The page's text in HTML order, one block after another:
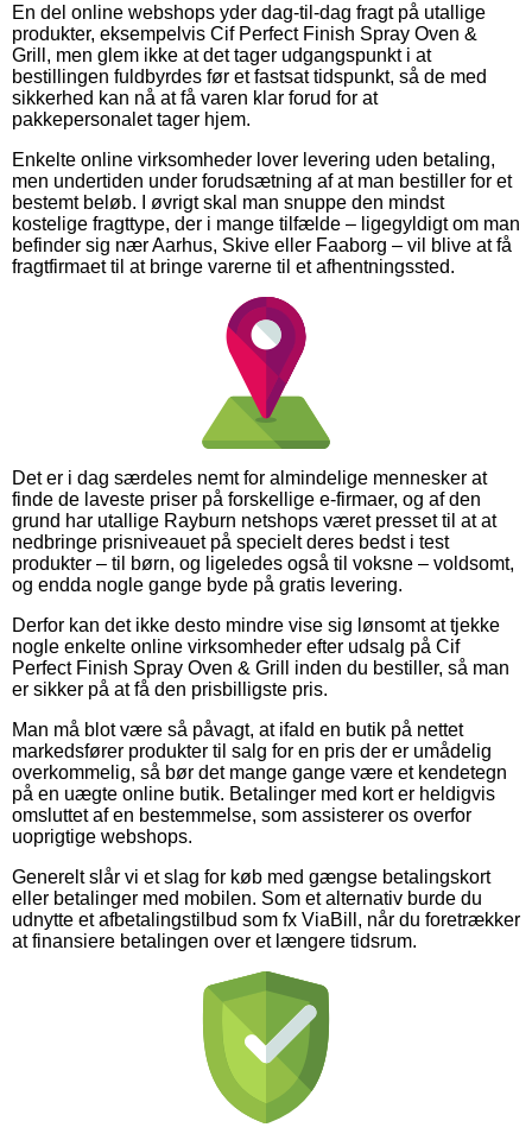
En del online webshops yder dag-til-dag fragt på utallige
produkter, eksempelvis Cif Perfect Finish Spray Oven &
Grill, men glem ikke at det tager udgangspunkt i at
bestillingen fuldbyrdes før et fastsat tidspunkt, så de med
sikkerhed kan nå at få varen klar forud for at
pakkepersonalet tager hjem.
Enkelte online virksomheder lover levering uden betaling,
men undertiden under forudsætning af at man bestiller for et
bestemt beløb. I øvrigt skal man snuppe den mindst
kostelige fragttype, der i mange tilfælde – ligegyldigt om man
befinder sig nær Aarhus, Skive eller Faaborg – vil blive at få
fragtfirmaet til at bringe varerne til et afhentningssted.
Det er i dag særdeles nemt for almindelige mennesker at
finde de laveste priser på forskellige e-firmaer, og af den
grund har utallige Rayburn netshops været presset til at at
nedbringe prisniveauet på specielt deres bedst i test
produkter – til børn, og ligeledes også til voksne – voldsomt,
og endda nogle gange byde på gratis levering.
Derfor kan det ikke desto mindre vise sig lønsomt at tjekke
nogle enkelte online virksomheder efter udsalg på Cif
Perfect Finish Spray Oven & Grill inden du bestiller, så man
er sikker på at få den prisbilligste pris.
Man må blot være så påvagt, at ifald en butik på nettet
markedsfører produkter til salg for en pris der er umådelig
overkommelig, så bør det mange gange være et kendetegn
på en uægte online butik. Betalinger med kort er heldigvis
omsluttet af en bestemmelse, som assisterer os overfor
uoprigtige webshops.
Generelt slår vi et slag for køb med gængse betalingskort
eller betalinger med mobilen. Som et alternativ burde du
udnytte et afbetalingstilbud som fx ViaBill, når du foretrækker
at finansiere betalingen over et længere tidsrum.